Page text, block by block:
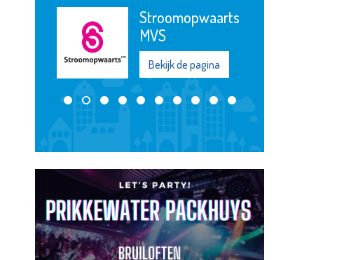
Stroomopwaarts
MVS
Bekijk de pagina